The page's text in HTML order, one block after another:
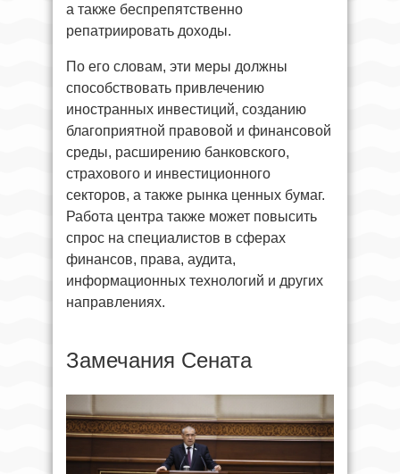
а также беспрепятственно
репатриировать доходы.
По его словам, эти меры должны
способствовать привлечению
иностранных инвестиций, созданию
благоприятной правовой и финансовой
среды, расширению банковского,
страхового и инвестиционного
секторов, а также рынка ценных бумаг.
Работа центра также может повысить
спрос на специалистов в сферах
финансов, права, аудита,
информационных технологий и других
направлениях.
Замечания Сената